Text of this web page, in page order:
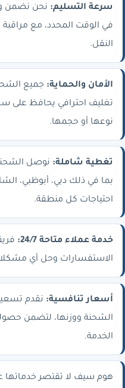
سرعة التسليم: نحن نضمن
في الوقت المحدد، مع
النقل.
الأمان والحماية: جميع
تغليف احترافي يحافظ على
نوعها أو حجمها.
تغطية شاملة: نوصل
بما في ذلك دبي، أبوظبي،
احتياجات كل منطقة.
خدمة عملاء متاحة 24/7:
الاستفسارات وحل أي
أسعار تنافسية: نقدم
الشحنة ووزنها، لتضمن
الخدمة.
هوم سيف لا تقتصر خدماتها